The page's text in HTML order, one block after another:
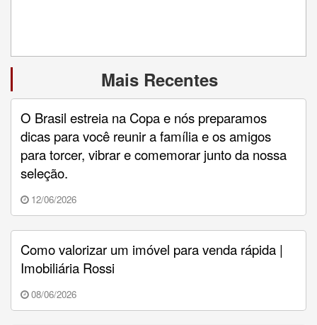
Mais Recentes
O Brasil estreia na Copa e nós preparamos
dicas para você reunir a família e os amigos
para torcer, vibrar e comemorar junto da nossa
seleção.
12/06/2026
Como valorizar um imóvel para venda rápida |
Imobiliária Rossi
08/06/2026